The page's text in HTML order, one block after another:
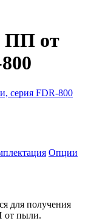
ПП от
Опции
для получения
от пыли.